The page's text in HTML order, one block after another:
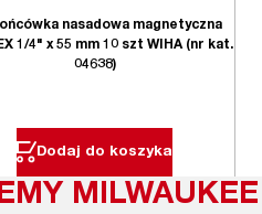
nasadowa magnetyczna
1/4" x 55 mm 10 szt WIHA (nr kat.
04638)
Dodaj do koszyka
MILWAUKEE